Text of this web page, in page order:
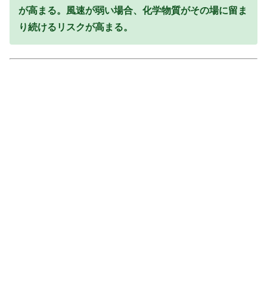
が高まる。風速が弱い場合、化学物質がその場に留ま
り続けるリスクが高まる。